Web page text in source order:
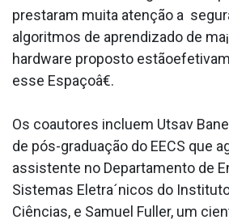
prestaram muita atenção a
algoritmos de aprendizado de
hardware proposto
esse Espaçoâ€.
Os coautores incluem Utsav
de pós-graduação do EECS que
assistente no Departamento de
Sistemas Eletra´nicos do
Ciências, e Samuel Fuller, um